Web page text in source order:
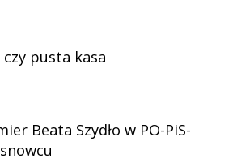
pusta kasa
Beata Szydło w PO-PiS-